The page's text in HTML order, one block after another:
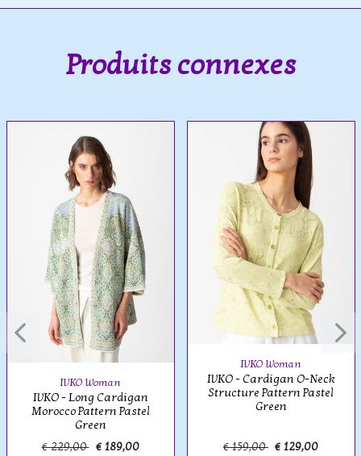
Produits connexes
IVKO Woman
IVKO - Long Cardigan
Morocco Pattern Pastel
Green
€ 229,00 € 189,00
IVKO Woman
IVKO - Cardigan O-Neck
Structure Pattern Pastel
Green
€ 159,00 € 129,00